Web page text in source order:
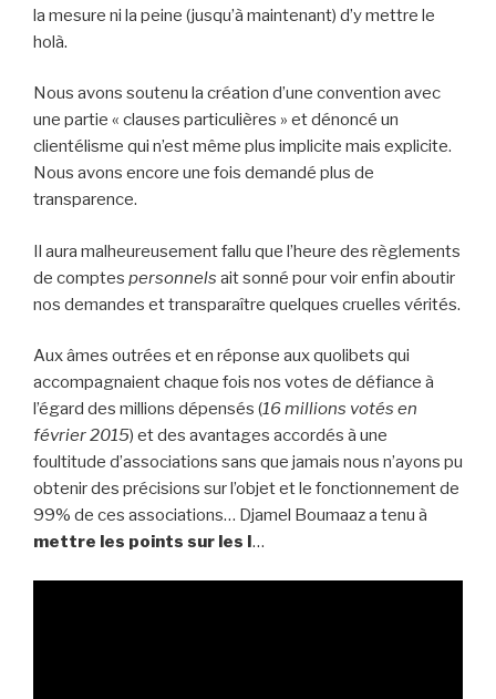
la mesure ni la peine (jusqu’à maintenant) d’y mettre le
holà.
Nous avons soutenu la création d’une convention avec
une partie « clauses particulières » et dénoncé un
clientélisme qui n’est même plus implicite mais explicite.
Nous avons encore une fois demandé plus de
transparence.
Il aura malheureusement fallu que l’heure des règlements
de comptes personnels ait sonné pour voir enfin aboutir
nos demandes et transparaître quelques cruelles vérités.
Aux âmes outrées et en réponse aux quolibets qui
accompagnaient chaque fois nos votes de défiance à
l’égard des millions dépensés (16 millions votés en
février 2015) et des avantages accordés à une
foultitude d’associations sans que jamais nous n’ayons pu
obtenir des précisions sur l’objet et le fonctionnement de
99% de ces associations… Djamel Boumaaz a tenu à
mettre les points sur les I…